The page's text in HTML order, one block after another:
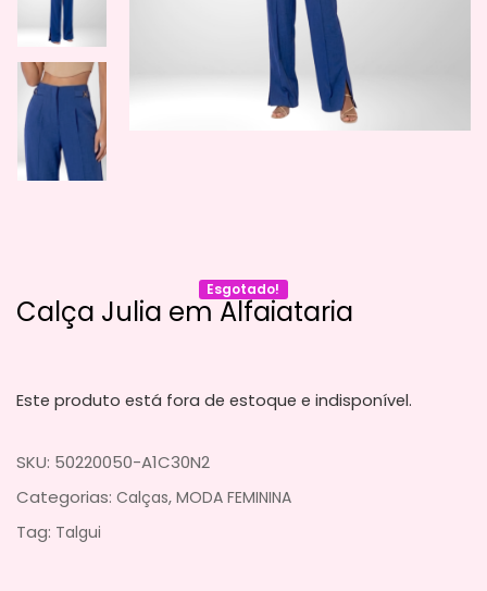
Esgotado!
Calça Julia em Alfaiataria
Este produto está fora de estoque e indisponível.
SKU: 50220050-A1C30N2
Categorias: Calças, MODA FEMININA
Tag: Talgui